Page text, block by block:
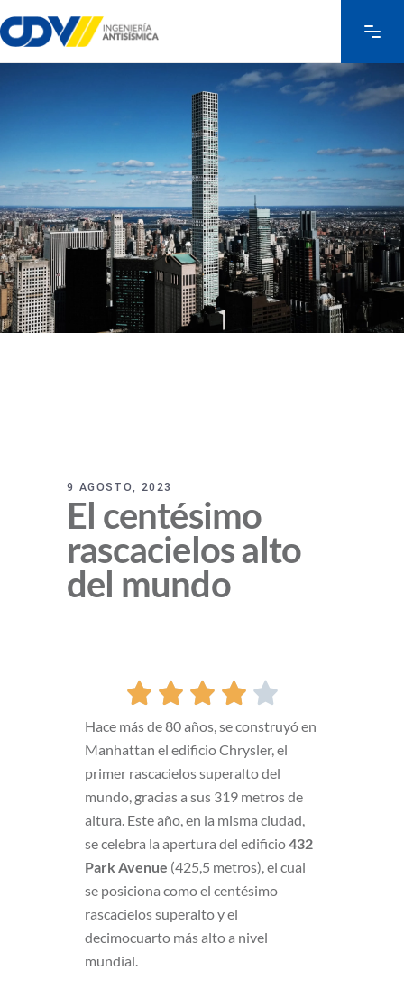
9 AGOSTO, 2023
El centésimo
rascacielos alto
del mundo
    
Hace más de 80 años, se construyó en
Manhattan el edificio Chrysler, el
primer rascacielos superalto del
mundo, gracias a sus 319 metros de
altura. Este año, en la misma ciudad,
se celebra la apertura del edificio432
Park Avenue (425,5 metros), el cual
se posiciona como el centésimo
rascacielos superalto y el
decimocuarto más alto a nivel
mundial.